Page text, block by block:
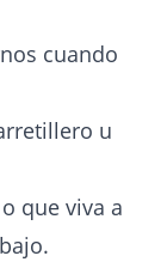
cuando
u
que viva a